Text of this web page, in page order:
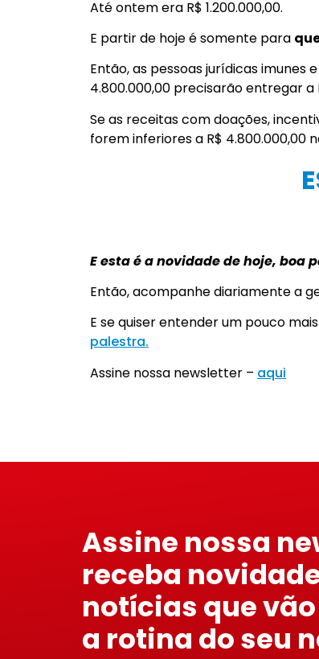
Até ontem era R$ 1.200.000,00.
E partir de hoje é somente para
Então, as pessoas jurídicas imunes
4.800.000,00 precisarão entregar a
Se as receitas com doações,
forem inferiores a R$ 4.800.000,00
E esta é a novidade de hoje, boa
Então, acompanhe diariamente a
E se quiser entender um pouco
palestra.
Assine nossa newsletter – aqui
Assine nossa
receba
notícias que
a rotina do seu